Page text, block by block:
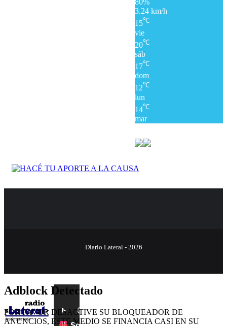
80%
3.24 km/h
15℃
vie
20℃
sáb
17℃
dom
12℃
lun
14℃
mar
Diario Lateral - 2026
Adblock Detectado
POR FAVOR DESACTIVE SU BLOQUEADOR DE
ANUNCIOS, ESTE MEDIO SE FINANCIA CASI EN SU